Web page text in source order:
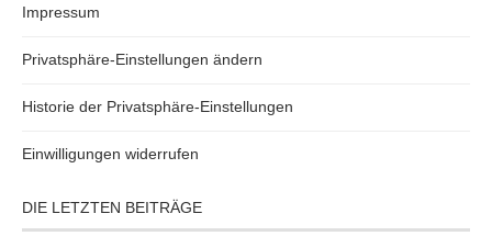
Impressum
Privatsphäre-Einstellungen ändern
Historie der Privatsphäre-Einstellungen
Einwilligungen widerrufen
DIE LETZTEN BEITRÄGE